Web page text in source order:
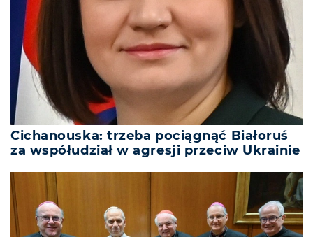
Cichanouska: trzeba pociągnąć Białoruś
za współudział w agresji przeciw Ukrainie